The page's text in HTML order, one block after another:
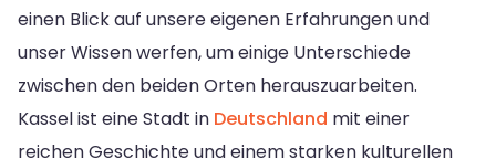
einen Blick auf unsere eigenen Erfahrungen und
unser Wissen werfen, um einige Unterschiede
zwischen den beiden Orten herauszuarbeiten.
Kassel ist eine Stadt in Deutschland mit einer
reichen Geschichte und einem starken kulturellen